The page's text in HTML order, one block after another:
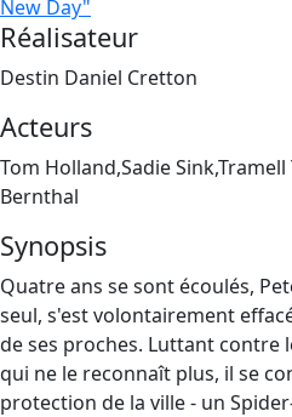
New Day"
Réalisateur
Destin Daniel Cretton
Acteurs
Tom Holland,Sadie
Bernthal
Synopsis
Quatre ans se sont écoulés,
seul, s'est volontairement
de ses proches. Luttant contre
qui ne le reconnaît plus, il se
protection de la ville - un